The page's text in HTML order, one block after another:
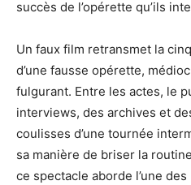
succès de l’opérette qu’ils
Un faux film retransmet la
d’une fausse opérette,
fulgurant. Entre les actes, le
interviews, des archives et
coulisses d’une tournée
sa manière de briser la
ce spectacle aborde l’une